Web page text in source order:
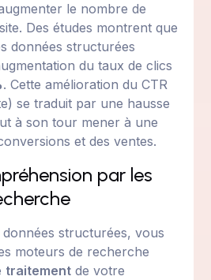
le nombre de
Des études montrent que
données structurées
du taux de clics
. Cette amélioration du CTR
se traduit par une hausse
à son tour mener à une
et des ventes.
par les
structurées, vous
moteurs de recherche
traitement de votre